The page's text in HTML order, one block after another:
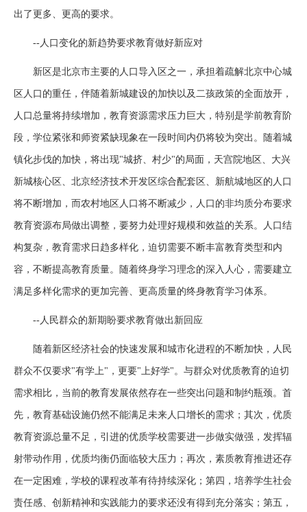
出了更多、更高的要求。
--人口变化的新趋势要求教育做好新应对
新区是北京市主要的人口导入区之一，承担着疏解北京中心城
区人口的重任，伴随着新城建设的加快以及二孩政策的全面放开，
人口总量将持续增加，教育资源需求压力巨大，特别是学前教育阶
段，学位紧张和师资紧缺现象在一段时间内仍将较为突出。随着城
镇化步伐的加快，将出现"城挤、村少"的局面，天宫院地区、大兴
新城核心区、北京经济技术开发区综合配套区、新航城地区的人口
将不断增加，而农村地区人口将不断减少，人口的非均质分布要求
教育资源布局做出调整，要努力处理好规模和效益的关系。人口结
构复杂，教育需求日趋多样化，迫切需要不断丰富教育类型和内
容，不断提高教育质量。随着终身学习理念的深入人心，需要建立
满足多样化需求的更加完善、更高质量的终身教育学习体系。
--人民群众的新期盼要求教育做出新回应
随着新区经济社会的快速发展和城市化进程的不断加快，人民
群众不仅要求"有学上"，更要"上好学"。与群众对优质教育的迫切
需求相比，当前的教育发展依然存在一些突出问题和制约瓶颈。首
先，教育基础设施仍然不能满足未来人口增长的需求；其次，优质
教育资源总量不足，引进的优质学校需要进一步做实做强，发挥辐
射带动作用，优质均衡仍面临较大压力；再次，素质教育推进还存
在一定困难，学校的课程改革有待持续深化；第四，培养学生社会
责任感、创新精神和实践能力的要求还没有得到充分落实；第五，